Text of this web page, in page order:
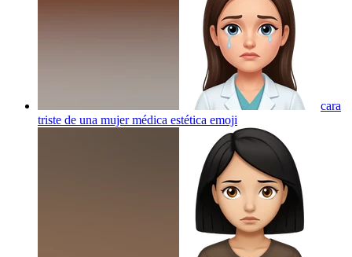
cara
triste de una mujer médica estética emoji